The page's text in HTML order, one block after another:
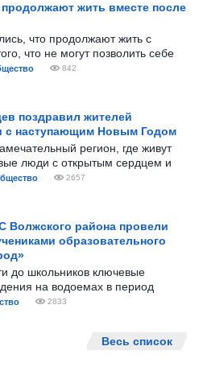
продолжают жить вместе после
что продолжают жить с
что не могут позволить себе
842
поздравил жителей
с наступающим Новым Годом
регион, где живут
люди с открытым сердцем и
2657
Волжского района провели
образовательного
до школьников ключевые
на водоемах в период
2833
Весь список